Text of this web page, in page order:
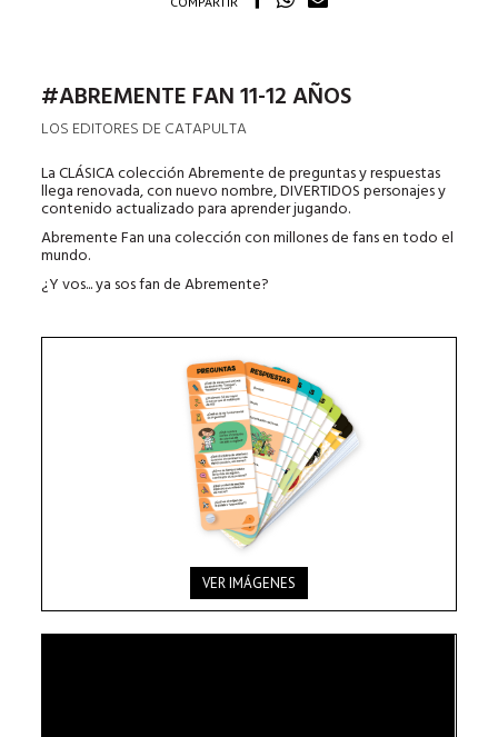
#ABREMENTE FAN 11-12 AÑOS
LOS EDITORES DE CATAPULTA
La CLÁSICA colección Abremente de preguntas y respuestas
llega renovada, con nuevo nombre, DIVERTIDOS personajes y
contenido actualizado para aprender jugando.
Abremente Fan una colección con millones de fans en todo el
mundo.
¿Y vos... ya sos fan de Abremente?
VER IMÁGENES